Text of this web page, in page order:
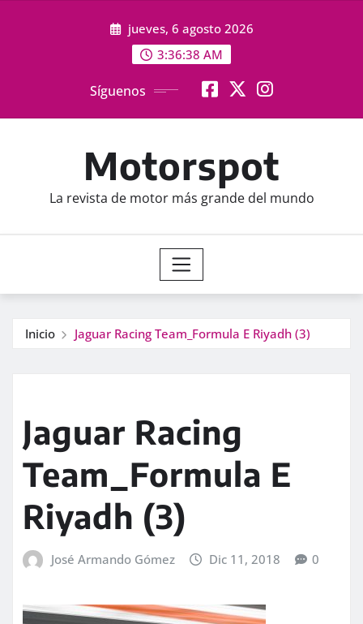
jueves, 6 agosto 2026
3:36:39 AM
Síguenos
Motorspot
La revista de motor más grande del mundo
Inicio Jaguar Racing Team_Formula E Riyadh (3)
Jaguar Racing
Team_Formula E
Riyadh (3)
José Armando Gómez Dic 11, 2018 0